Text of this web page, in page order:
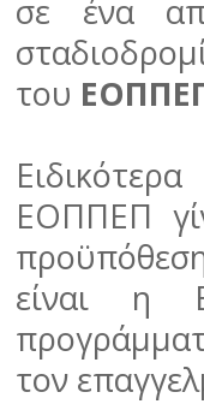
σε ένα
του
ΕΟΠΠΕΠ
είναι η
τον